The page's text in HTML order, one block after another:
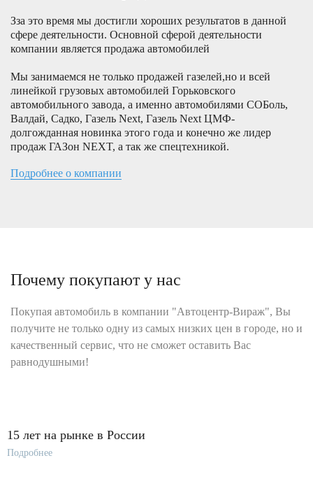
Зза это время мы достигли хороших результатов в данной
сфере деятельности. Основной сферой деятельности
компании является продажа автомобилей
Мы занимаемся не только продажей газелей,но и всей
линейкой грузовых автомобилей Горьковского
автомобильного завода, а именно автомобилями СОБоль,
Валдай, Садко, Газель Next, Газель Next ЦМФ-
долгожданная новинка этого года и конечно же лидер
продаж ГАЗон NEXT, а так же спецтехникой.
Подробнее о компании
Почему покупают у нас
Покупая автомобиль в компании "Автоцентр-Вираж", Вы
получите не только одну из самых низких цен в городе, но и
качественный сервис, что не сможет оставить Вас
равнодушными!
15 лет на рынке в России
Подробнее